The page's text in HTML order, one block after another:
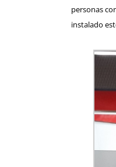
personas
instalado